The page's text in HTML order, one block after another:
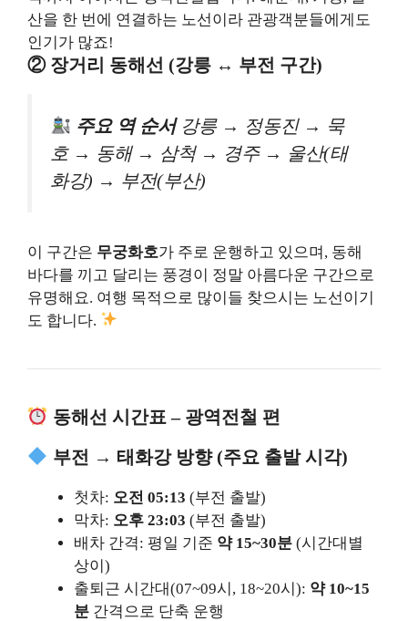
산을 한 번에 연결하는 노선이라 관광객분들에게도
인기가 많죠!
② 장거리 동해선 (강릉 ↔ 부전 구간)
주요 역 순서강릉 → 정동진 → 묵
호 → 동해 → 삼척 → 경주 → 울산(태
화강) → 부전(부산)
이 구간은 무궁화호가 주로 운행하고 있으며, 동해
바다를 끼고 달리는 풍경이 정말 아름다운 구간으로
유명해요. 여행 목적으로 많이들 찾으시는 노선이기
도 합니다.
동해선 시간표 – 광역전철 편
부전 → 태화강 방향 (주요 출발 시각)
첫차: 오전 05:13 (부전 출발)
막차: 오후 23:03 (부전 출발)
배차 간격: 평일 기준 약 15~30분 (시간대별
상이)
출퇴근 시간대(07~09시, 18~20시): 약 10~15
분 간격으로 단축 운행